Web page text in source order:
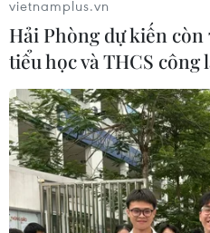
08/08/2026 05:39
Đà Nẵng tìm "lời giải bài
ninh nguồn nước
08/08/2026 05:05
Sơn La công bố tình
về thiên tai với hai xã
vietnamplus.vn
Hải Phòng dự kiến
tiểu học và THCS công